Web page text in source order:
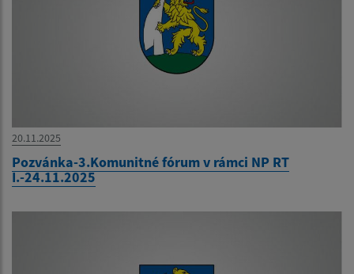
20.11.2025
Pozvánka-3.Komunitné fórum v rámci NP RT
I.-24.11.2025